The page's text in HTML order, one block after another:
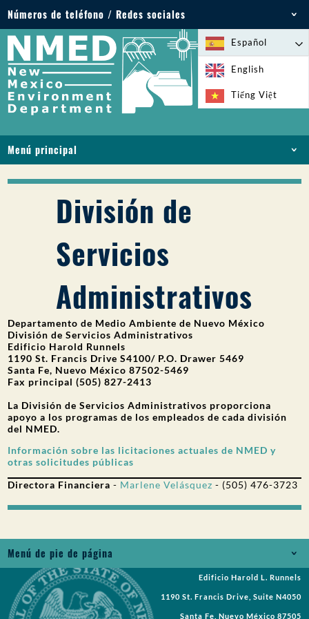
Números de teléfono / Redes sociales
Teléfono: 505-827-2855
1-800-219-6157
Emergencias medioambientales: 505-827-9329
(24 horas)
Español
English
Tiếng Việt
Menú principal
LICENCIAS Y PERMISOS
PFAS EN NM
FINANCIACIÓN
SERVICIOS EN LÍNEA
BIBLIOTECA
PARTICIPACIÓN DEL PÚBLICO
Buscar:
División de
Servicios
Administrativos
Departamento de Medio Ambiente de Nuevo México
División de Servicios Administrativos
Edificio Harold Runnels
1190 St. Francis Drive S4100/ P.O. Drawer 5469
Santa Fe, Nuevo México 87502-5469
Fax principal (505) 827-2413
La División de Servicios Administrativos proporciona
apoyo a los programas de los empleados de cada división
del NMED.
Información sobre las licitaciones actuales de NMED y
otras solicitudes públicas
Directora Financiera - Marlene Velásquez - (505) 476-3723
Menú de pie de página
Empleos
Solicitud de registros
Edificio Harold L. Runnels
1190 St. Francis Drive, Suite N4050
Santa Fe, Nuevo México 87505